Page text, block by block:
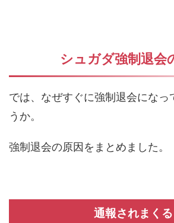
シュガダ強制退会
では、なぜすぐに強制退会になっ
うか。
強制退会の原因をまとめました。
通報されまくる